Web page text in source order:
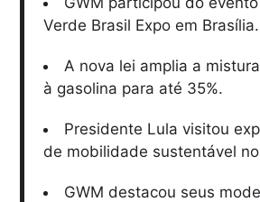
Verde Brasil Expo em Brasília.
A nova lei amplia a
à gasolina para até 35%.
Presidente Lula visitou
de mobilidade sustentável
GWM destacou seus